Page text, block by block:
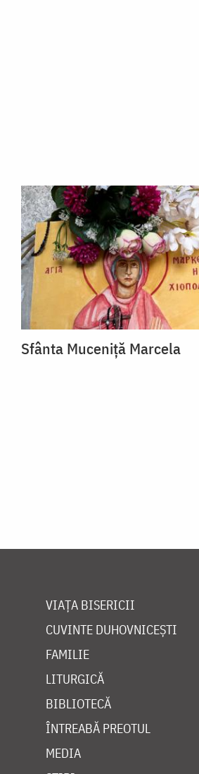
Sfânta Muceniță Marcela
VIAȚA BISERICII
CUVINTE DUHOVNICEȘTI
FAMILIE
LITURGICĂ
BIBLIOTECĂ
ÎNTREABĂ PREOTUL
MEDIA